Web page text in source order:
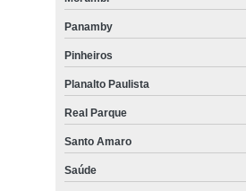
cadeiras de escritório preço Vila Clementino
cadeira de escritório presidente preço
onde vende cadeira de escritório Vila Maria
onde comprar cadeira escritório giratória
onde comprar cadeiras escritório Vila
comprar cadeira de escritório Diadema
Panamby
Pinheiros
Planalto Paulista
Real Parque
Santo Amaro
Saúde